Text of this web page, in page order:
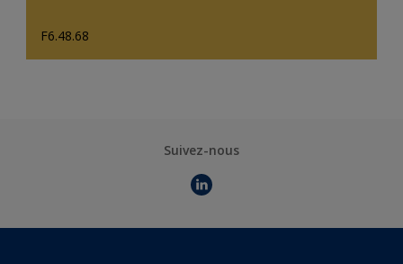
F6.48.68
Suivez-nous